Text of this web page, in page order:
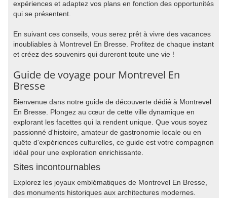
expériences et adaptez vos plans en fonction des opportunités
qui se présentent.
En suivant ces conseils, vous serez prêt à vivre des vacances
inoubliables à Montrevel En Bresse. Profitez de chaque instant
et créez des souvenirs qui dureront toute une vie !
Guide de voyage pour Montrevel En
Bresse
Bienvenue dans notre guide de découverte dédié à Montrevel
En Bresse. Plongez au cœur de cette ville dynamique en
explorant les facettes qui la rendent unique. Que vous soyez
passionné d'histoire, amateur de gastronomie locale ou en
quête d'expériences culturelles, ce guide est votre compagnon
idéal pour une exploration enrichissante.
Sites incontournables
Explorez les joyaux emblématiques de Montrevel En Bresse,
des monuments historiques aux architectures modernes.